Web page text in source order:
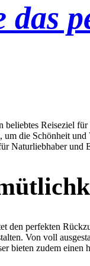
das
beliebtes Reiseziel
die Schönheit
Naturliebhaber und
den perfekten
Von voll
bieten zudem